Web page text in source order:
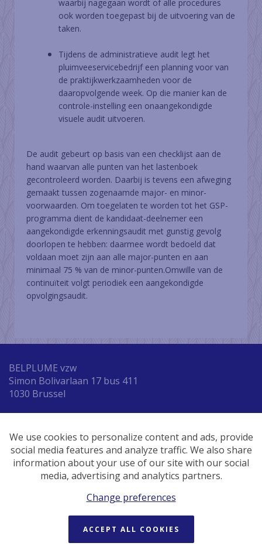
waarbij nagegaan wordt of alle procedures
ook worden toegepast bij de uitvoering van de
taken.
Tijdens de administratieve audit legt het
pluimveeservicebedrijf een planning voor van
de praktijkwerkzaamheden voor de
daaropvolgende week. Op die manier kan de
controle-instelling een onaangekondigde
visuele audit uitvoeren.
De audit gebeurt op basis van een checklijst aan de
hand waarvan alle punten van het lastenboek
gecontroleerd worden. Daarbij is tevens een afweging
gemaakt tussen zogenaamde major- en minor-
voorwaarden. Om toegelaten te worden tot het GSP-
programma dient de kandidaat-deelnemer een
aangekondigde erkenningsaudit met gunstig gevolg
doorlopen te hebben: daarmee wordt bedoeld dat
voldaan moet zijn aan alle major-punten en aan
minimaal 75 % van de minor-punten.Omwille van de
continuïteit volgt periodiek een aangekondigde
opvolgingsaudit.
We use cookies to personalize content and ads, provide
social media features and analyze traffic. We also share
information about your use of our site with our social
media, advertising and analytics partners.
Change preferences
ACCEPT ALL COOKIES
BELPLUME vzw
Simon Bolivarlaan 17 bus 411
1030 Brussel
E-mail:info@belplume.be
BE 0478.653.527
Powered by SiteManager